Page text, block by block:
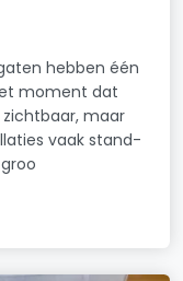
hebben één
moment dat
maar
vaak stand-